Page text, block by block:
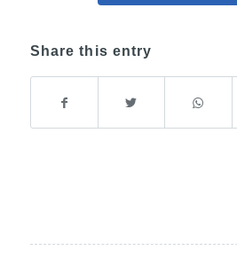
Share this entry